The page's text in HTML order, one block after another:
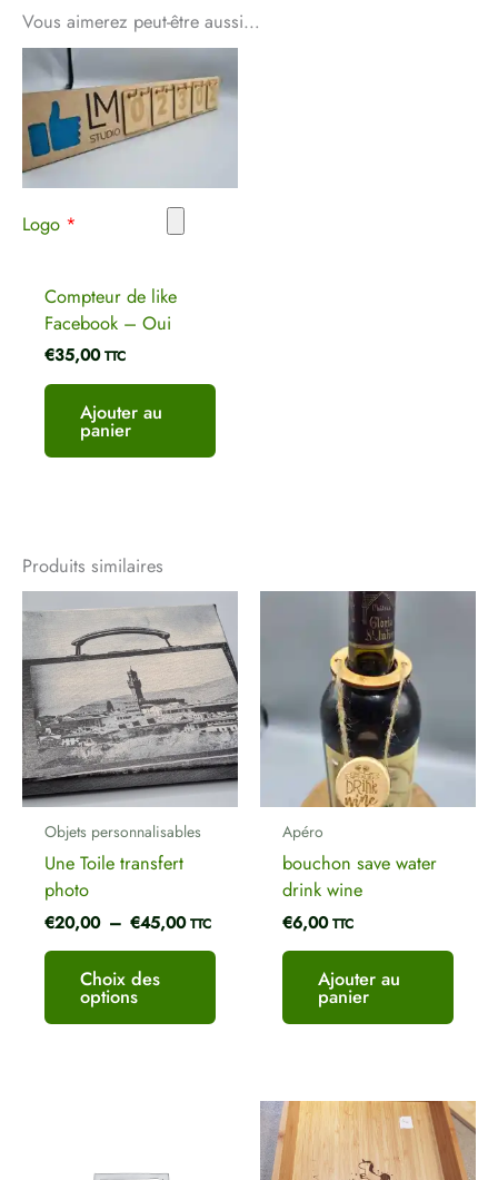
champs obligatoires sont indiqués avec
Votre note
Votre avis*
E-mail*
Vous aimerez peut-être aussi…
Logo *
Compteur de like
Facebook – Oui
€35,00 TTC
Ajouter au
panier
Produits similaires
Objets personnalisables
Une Toile transfert
photo
€20,00 – €45,00
Plage
de
prix :
€20,00
à
€45,00
TTC
Choix des
options
Ce
produit
a
plusieurs
variations.
Les
options
peuvent
du
Apéro
bouchon save water
drink wine
€6,00 TTC
Ajouter au
panier